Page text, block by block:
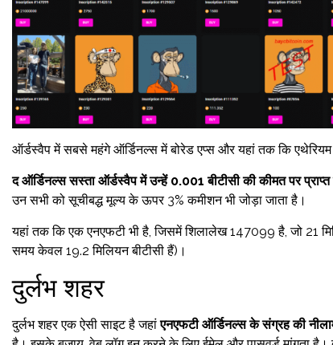
ऑर्डस्वैप में सबसे महंगे ऑर्डिनल्स में बोरेड एप्स और यहां तक ​​कि
द ऑर्डिनल्ससस्ताऑर्डस्वैप में उन्हें 0.001 बीटीसी की कीमत पर
उन सभी को सूचीबद्ध मूल्य के ऊपर 3% कमीशन भी जोड़ा जाता है।
यहां तक ​​कि एक एनएफटी भी है, जिसमें शिलालेख 147099 है, जो 21
समय केवल 19.2 मिलियन बीटीसी हैं)।
दुर्लभ शहर
दुर्लभ शहर एक ऐसी साइट है जहांएनएफटी ऑर्डिनल्स के संग्रह की